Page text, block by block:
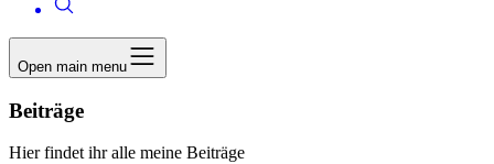
Open main menu
Beiträge
Hier findet ihr alle meine Beiträge